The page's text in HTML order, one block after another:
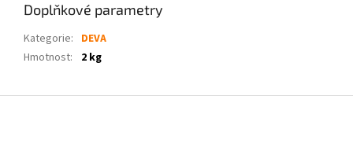
Doplňkové parametry
Kategorie: DEVA
Hmotnost: 2 kg